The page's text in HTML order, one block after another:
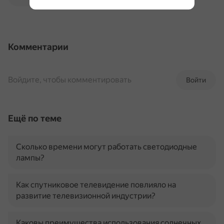
Комментарии
Войти
Войдите, чтобы комментировать
Ещё по теме
Сколько времени могут работать светодиодные
лампы?
Как спутниковое телевидение повлияло на
развитие телевизионной индустрии?